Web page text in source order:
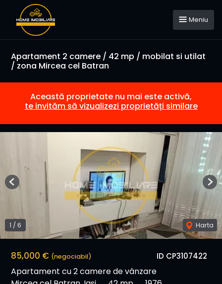
Meniu
Apartament 2 camere / 42 mp / mobilat si utilat
/ zona Mircea cel Batran
Această proprietate nu mai este activă,
te invităm să vizualizezi proprietăți similare
ID CP3107422
85,000 € (negociabil)
Apartament cu 2 camere de vânzare
1 / 6 Harta
Previous